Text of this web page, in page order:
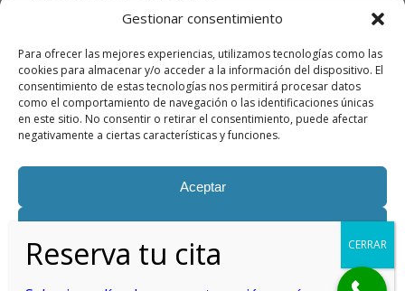
Gestionar consentimiento
Para ofrecer las mejores experiencias, utilizamos tecnologías como las
cookies para almacenar y/o acceder a la información del dispositivo. El
consentimiento de estas tecnologías nos permitirá procesar datos
como el comportamiento de navegación o las identificaciones únicas
en este sitio. No consentir o retirar el consentimiento, puede afectar
negativamente a ciertas características y funciones.
Aceptar
Ver preferencias
reclamaciones, solo tiene que ponerse en contacto con
nosotros a través del siguiente email:
danielruizamado@hotmail.comy te daremos información
detallada.
Asimismo, si necesita gestionar algún tipo de queja, deberá